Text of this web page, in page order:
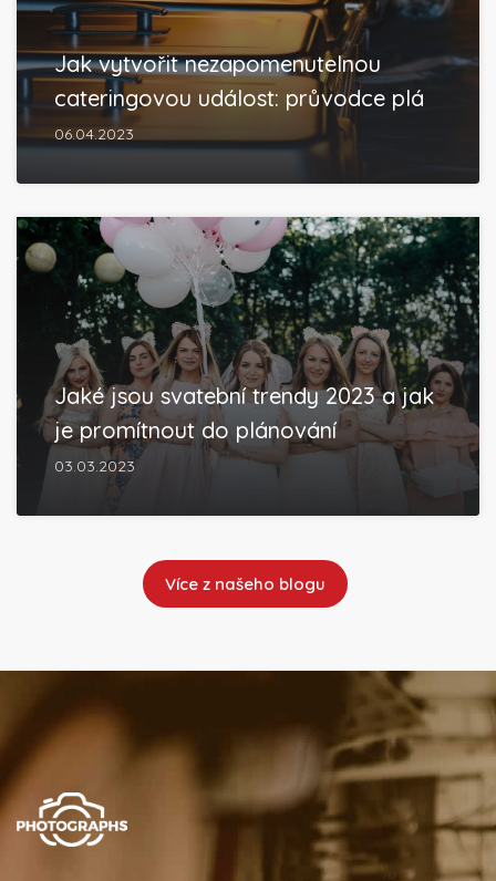
Jak vytvořit nezapomenutelnou
cateringovou událost: průvodce plá
06.04.2023
Jaké jsou svatební trendy 2023 a jak
je promítnout do plánování
03.03.2023
Více z našeho blogu